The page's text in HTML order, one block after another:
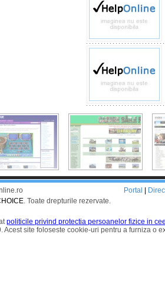
. Toate drepturile rezervate.
Portal
politicile privind protectia persoanelor fizice in
Acest site foloseste cookie-uri pentru a furniza o